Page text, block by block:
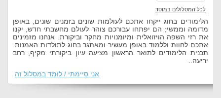
לכל המסלולים במוסד
הלימודים בחוג ייקחו אתכם לעולמות שונים בזמנים שונים, באופן
מדומה וממשי; הם יפתחו עבורכם צוהר לעולם מחשבתי חדש, יקנו
את רזי השפה הויזואלית ומיומנויות מחקר וביקורת. אנחנו מזמינים
אתכם לחוות וללמוד באופן מעשיר ומאתגר בחוג לתולדות האמנות.
תכנית הלימודים לתואר הראשון מציעה עיון ביקורתי מקיף, רחב
יריעה..
אני סיימתי / לומד במסלול זה